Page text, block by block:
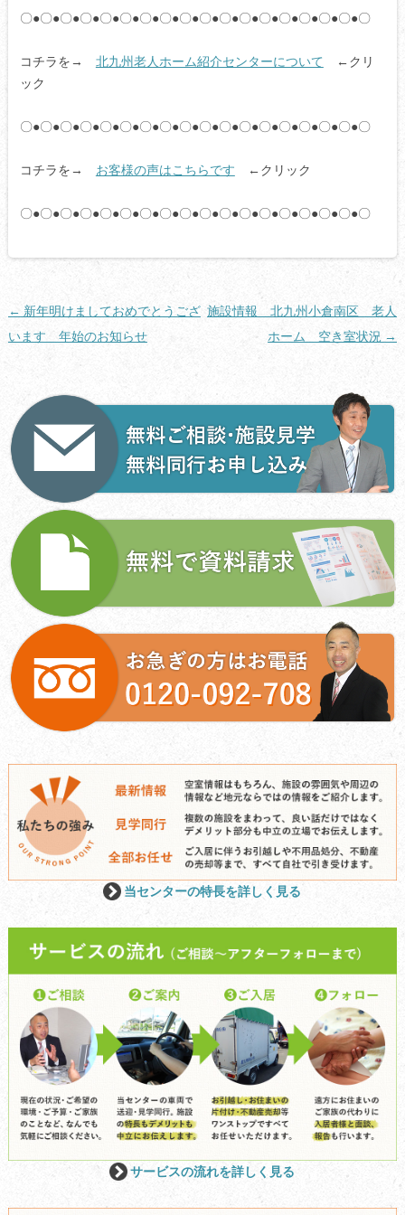
〇●〇●〇●〇●〇●〇●〇●〇●〇●〇●〇●〇●〇●〇●〇●〇●〇●〇
コチラを→ 北九州老人ホーム紹介センターについて ←クリ
ック
〇●〇●〇●〇●〇●〇●〇●〇●〇●〇●〇●〇●〇●〇●〇●〇●〇●〇
コチラを→ お客様の声はこちらです ←クリック
〇●〇●〇●〇●〇●〇●〇●〇●〇●〇●〇●〇●〇●〇●〇●〇●〇●〇
投
稿
ー
シ
← 新年明けましておめでとうござ
います 年始のお知らせ
施設情報 北九州小倉南区 老人
ホーム 空き室状況 →
当センターの特長を詳しく見る
サービスの流れを詳しく見る